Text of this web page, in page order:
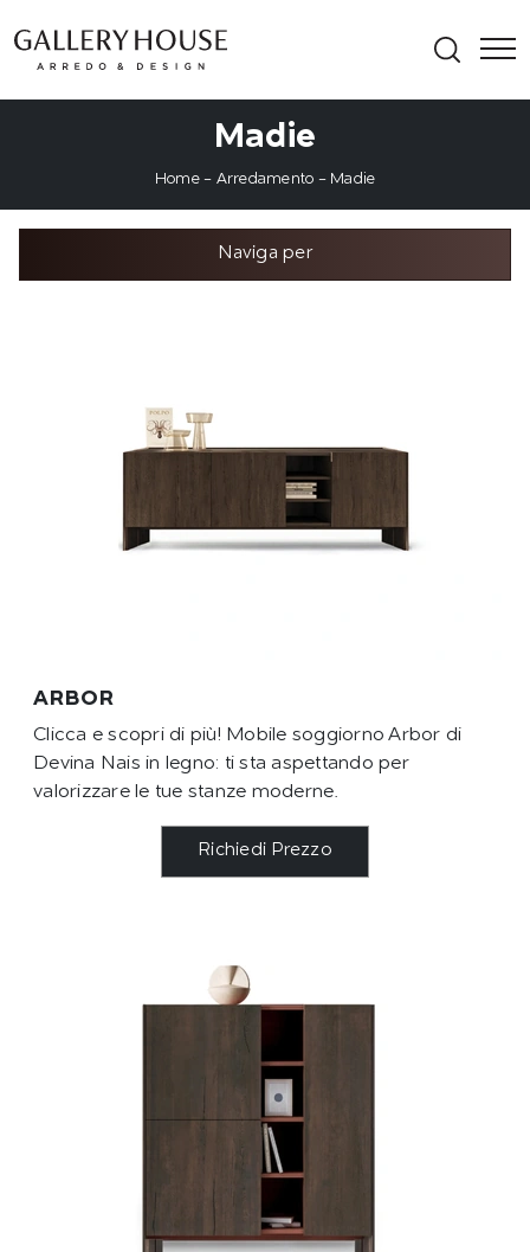
Madie
Home- Arredamento - Madie
Naviga per
ARBOR
Clicca e scopri di più! Mobile soggiorno Arbor di
Devina Nais in legno: ti sta aspettando per
valorizzare le tue stanze moderne.
Richiedi Prezzo